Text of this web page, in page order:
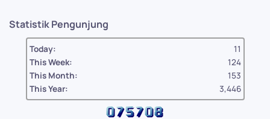
Statistik Pengunjung
Today:
11
This Week:
124
This Month:
153
This Year:
3,446